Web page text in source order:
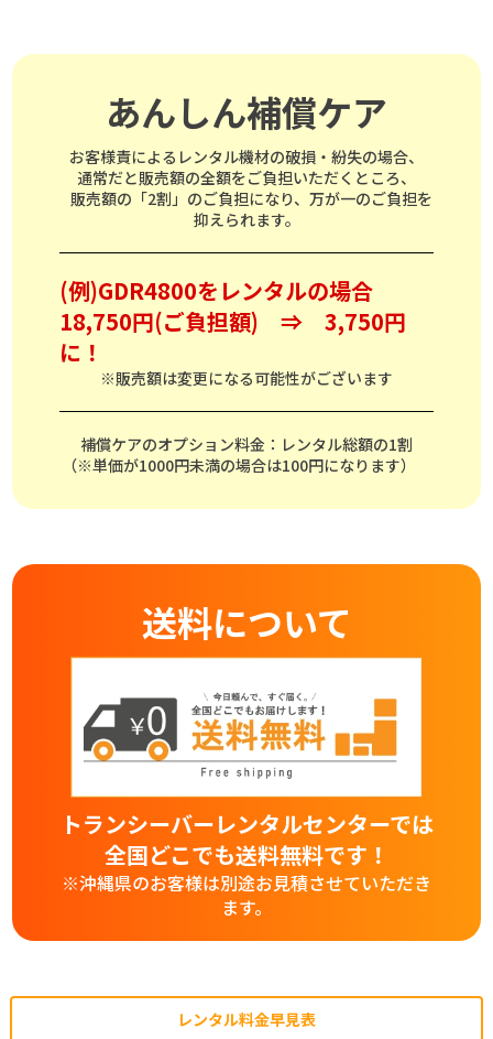
あんしん補償ケア
お客様責によるレンタル機材の破損・紛失の場合、
通常だと販売額の全額をご負担いただくところ、
販売額の「2割」のご負担になり、万が一のご負担を
抑えられます。
(例)GDR4800をレンタルの場合
18,750円(ご負担額) ⇒ 3,750円
に！
※販売額は変更になる可能性がございます
補償ケアのオプション料金：レンタル総額の1割
（※単価が1000円未満の場合は100円になります）
送料について
トランシーバーレンタルセンターでは
全国どこでも送料無料です！
※沖縄県のお客様は別途お見積させていただき
ます。
レンタル料金早見表